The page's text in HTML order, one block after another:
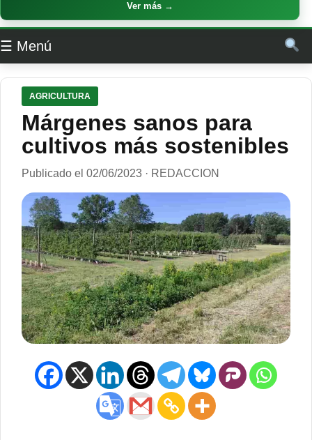
Ver más →
☰ Menú
AGRICULTURA
Márgenes sanos para
cultivos más sostenibles
Publicado el 02/06/2023 · REDACCION